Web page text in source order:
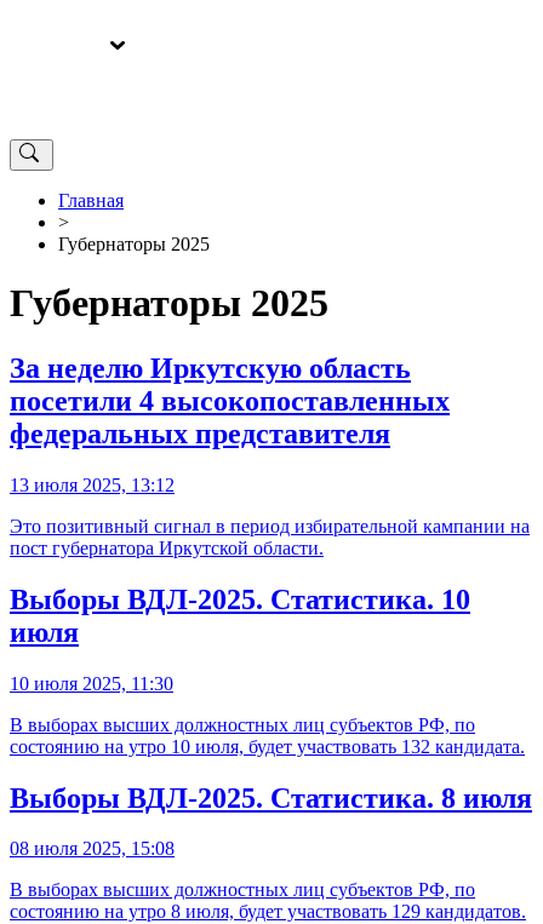
Главная
>
Губернаторы 2025
Губернаторы 2025
За неделю Иркутскую область
посетили 4 высокопоставленных
федеральных представителя
13 июля 2025, 13:12
Это позитивный сигнал в период избирательной кампании на
пост губернатора Иркутской области.
Выборы ВДЛ-2025. Статистика. 10
июля
10 июля 2025, 11:30
В выборах высших должностных лиц субъектов РФ, по
состоянию на утро 10 июля, будет участвовать 132 кандидата.
Выборы ВДЛ-2025. Статистика. 8 июля
08 июля 2025, 15:08
В выборах высших должностных лиц субъектов РФ, по
состоянию на утро 8 июля, будет участвовать 129 кандидатов.